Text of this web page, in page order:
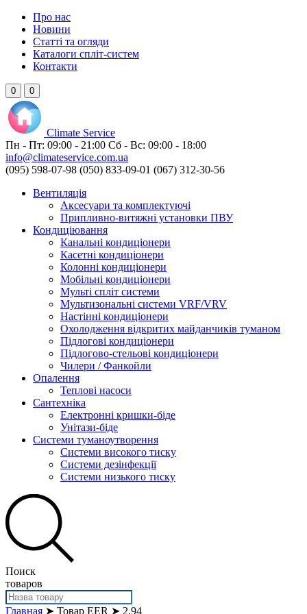
Про нас
Новини
Статті та огляди
Каталоги спліт-систем
Контакти
0 0
Climate Service
Пн - Пт: 09:00 - 21:00 Сб - Вс: 09:00 - 18:00
info@climateservice.com.ua
(095) 598-07-98 (050) 833-09-01 (067) 312-30-56
Вентиляція
Аксесуари та комплектуючі
Припливно-витяжні установки ПВУ
Кондиціювання
Канальні кондиціонери
Касетні кондиціонери
Колонні кондиціонери
Мобільні кондиціонери
Мульті спліт системи
Мультизональні системи VRF/VRV
Настінні кондиціонери
Охолодження відкритих майданчиків туманом
Підлогові кондиціонери
Підлогово-стельові кондиціонери
Чилери / Фанкойли
Опалення
Теплові насоси
Сантехніка
Електронні кришки-біде
Унітази-біде
Системи туманоутворення
Системи високого тиску
Системи дезінфекції
Системи низького тиску
Поиск
товаров
Главная ➤ Товар EER ➤ 2.94